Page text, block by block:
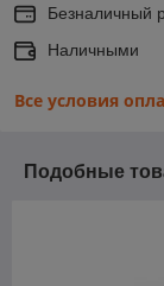
Безналичный
Наличными
Все условия
Подобные